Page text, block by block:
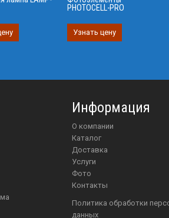
PHOTOCELL-PRO
Узнать цену
Информация
О компании
Каталог
Доставка
Услуги
Фото
Контакты
Политика обработки персональных
данных